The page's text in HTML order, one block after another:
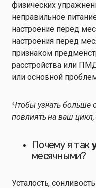
физических
неправильное
настроение перед
настроения перед
признаком
расстройства или
или основной
Чтобы узнать больше
повлиять на ваш
Почему я так
месячными?
Усталость,